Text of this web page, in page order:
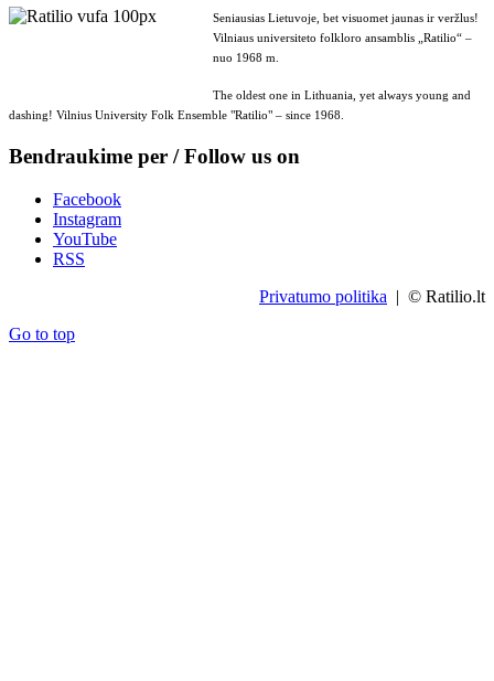
Seniausias Lietuvoje, bet visuomet jaunas ir veržlus!
Vilniaus universiteto folkloro ansamblis „Ratilio“ –
nuo 1968 m.
The oldest one in Lithuania, yet always young and
dashing! Vilnius University Folk Ensemble "Ratilio" – since 1968.
Bendraukime per / Follow us on
Facebook
Instagram
YouTube
RSS
Privatumo politika | © Ratilio.lt
Go to top